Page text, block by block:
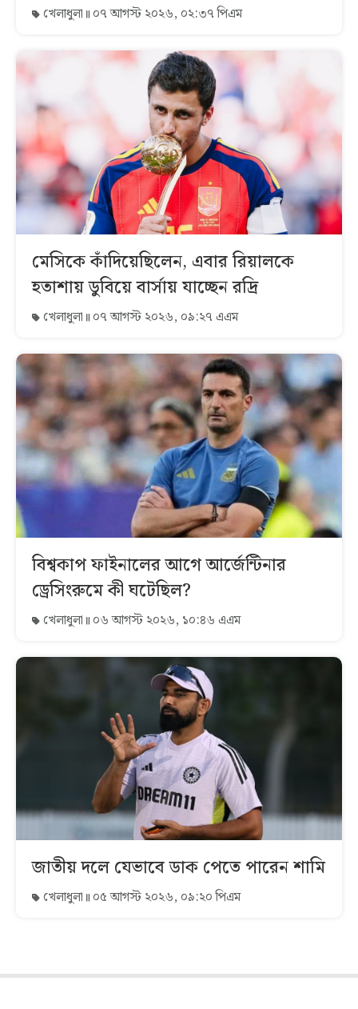
খেলাধুলা ০৭ আগস্ট ২০২৬, ০২:৩৭ পিএম
মেসিকে কাঁদিয়েছিলেন, এবার রিয়ালকে
হতাশায় ডুবিয়ে বার্সায় যাচ্ছেন রদ্রি
খেলাধুলা ০৭ আগস্ট ২০২৬, ০৯:২৭ এএম
বিশ্বকাপ ফাইনালের আগে আর্জেন্টিনার
ড্রেসিংরুমে কী ঘটেছিল?
খেলাধুলা ০৬ আগস্ট ২০২৬, ১০:৪৬ এএম
জাতীয় দলে যেভাবে ডাক পেতে পারেন শামি
খেলাধুলা ০৫ আগস্ট ২০২৬, ০৯:২০ পিএম